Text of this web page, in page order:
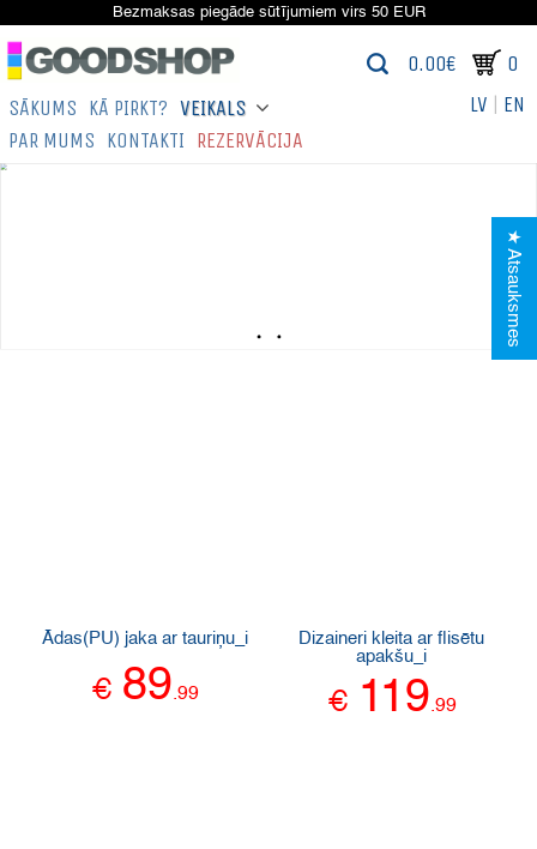
Bezmaksas piegāde sūtījumiem virs 50 EUR
SĀKUMS KĀ PIRKT? VEIKALS
PAR MUMS KONTAKTI REZERVĀCIJA
0.00€
0
LV | EN
★ Atsauksmes
Ādas(PU) jaka ar tauriņu_i
€ 89.99
Dizaineri kleita ar flisētu
apakšu_i
€ 119.99